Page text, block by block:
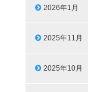
2026年1月
2025年11月
2025年10月